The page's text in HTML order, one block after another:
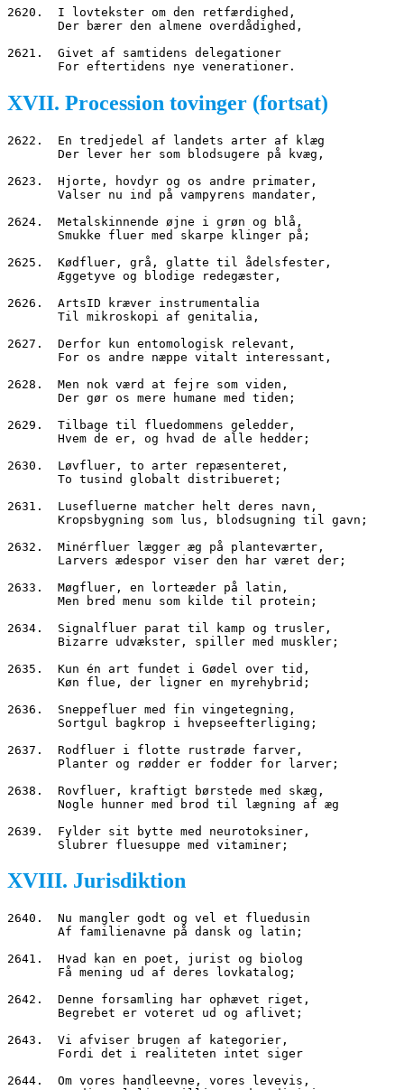
2620.  I lovtekster om den retfærdighed,
       Der bærer den almene overdådighed,
2621.  Givet af samtidens delegationer
       For eftertidens nye venerationer.
XVII. Procession tovinger (fortsat)
2622.  En tredjedel af landets arter af klæg
       Der lever her som blodsugere på kvæg,
2623.  Hjorte, hovdyr og os andre primater,
       Valser nu ind på vampyrens mandater,
2624.  Metalskinnende øjne i grøn og blå,
       Smukke fluer med skarpe klinger på;
2625.  Kødfluer, grå, glatte til ådelsfester,
       Æggetyve og blodige redegæster,
2626.  ArtsID kræver instrumentalia
       Til mikroskopi af genitalia,
2627.  Derfor kun entomologisk relevant,
       For os andre næppe vitalt interessant,
2628.  Men nok værd at fejre som viden,
       Der gør os mere humane med tiden;
2629.  Tilbage til fluedommens geledder,
       Hvem de er, og hvad de alle hedder;
2630.  Løvfluer, to arter repæsenteret,
       To tusind globalt distribueret;
2631.  Lusefluerne matcher helt deres navn,
       Kropsbygning som lus, blodsugning til gavn;
2632.  Minérfluer lægger æg på planteværter,
       Larvers ædespor viser den har været der;
2633.  Møgfluer, en lorteæder på latin,
       Men bred menu som kilde til protein;
2634.  Signalfluer parat til kamp og trusler,
       Bizarre udvækster, spiller med muskler;
2635.  Kun én art fundet i Gødel over tid,
       Køn flue, der ligner en myrehybrid;
2636.  Sneppefluer med fin vingetegning,
       Sortgul bagkrop i hvepseefterliging;
2637.  Rodfluer i flotte rustrøde farver,
       Planter og rødder er fodder for larver;
2638.  Rovfluer, kraftigt børstede med skæg,
       Nogle hunner med brod til lægning af æg
2639.  Fylder sit bytte med neurotoksiner,
       Slubrer fluesuppe med vitaminer;
XVIII. Jurisdiktion
2640.  Nu mangler godt og vel et fluedusin
       Af familienavne på dansk og latin;
2641.  Hvad kan en poet, jurist og biolog
       Få mening ud af deres lovkatalog;
2642.  Denne forsamling har ophævet riget,
       Begrebet er voteret ud og aflivet;
2643.  Vi afviser brugen af kategorier,
       Fordi det i realiteten intet siger
2644.  Om vores handleevne, vores levevis,